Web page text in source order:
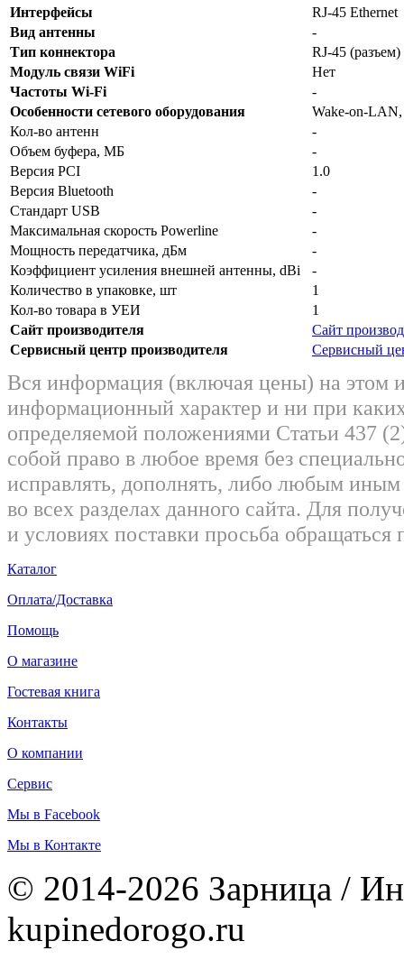
Интерфейсы
RJ-45 Ethernet
Вид антенны
-
Тип коннектора
RJ-45 (разъем)
Модуль связи WiFi
Нет
Частоты Wi-Fi
-
Особенности сетевого оборудования
Wake-on-
Кол-во антенн
-
Объем буфера, МБ
-
Версия PCI
1.0
Версия Bluetooth
-
Стандарт USB
-
Максимальная скорость Powerline
-
Мощность передатчика, дБм
-
Коэффициент усиления внешней антенны, dBi
-
Количество в упаковке, шт
1
Кол-во товара в УЕИ
1
Сайт производителя
Сайт
Сервисный центр производителя
Сервисный
Вся информация (включая цены) на этом
информационный характер и ни при
определяемой положениями Статьи 437
собой право в любое время без
исправлять, дополнять, либо любым
во всех разделах данного сайта. Для
и условиях поставки просьба
Каталог
Оплата/Доставка
Помощь
О магазине
Гостевая книга
Контакты
О компании
Сервис
Мы в Facebook
Мы в Контакте
© 2014-2026 Зарница /
kupinedorogo.ru